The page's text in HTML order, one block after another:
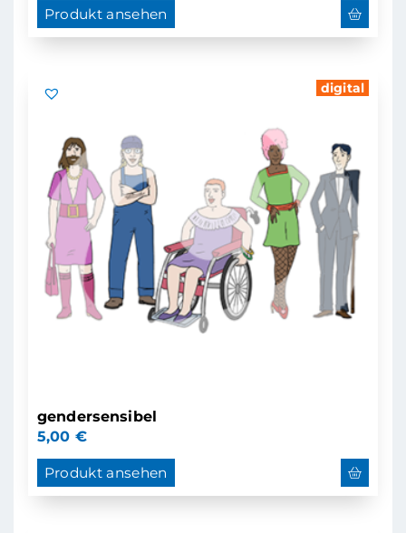
Produkt ansehen
digital
gendersensibel
5,00 €
Produkt ansehen